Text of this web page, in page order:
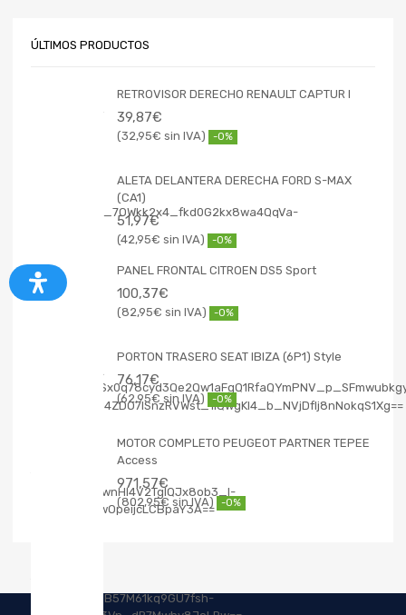
ÚLTIMOS PRODUCTOS
RETROVISOR DERECHO RENAULT CAPTUR I
39,87€
32,95€ -0%
ALETA DELANTERA DERECHA FORD S-MAX
(CA1)
51,97€
42,95€ -0%
PANEL FRONTAL CITROEN DS5 Sport
100,37€
82,95€ -0%
PORTON TRASERO SEAT IBIZA (6P1) Style
76,17€
62,95€ -0%
MOTOR COMPLETO PEUGEOT PARTNER TEPEE
Access
971,57€
802,95€ -0%